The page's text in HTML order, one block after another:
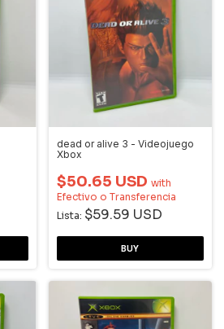
dead or alive 3 - Videojuego
Xbox
$50.65 USD with
Efectivo o Transferencia
Lista: $59.59 USD